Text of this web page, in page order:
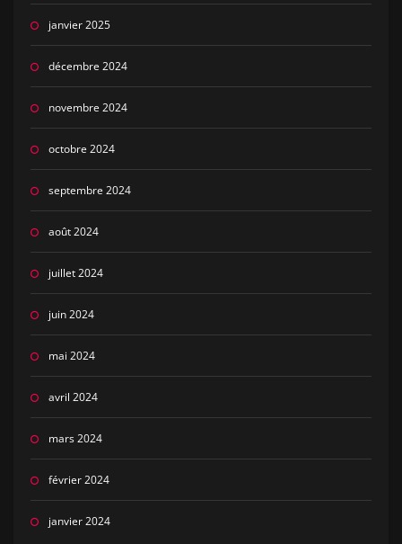
janvier 2025
décembre 2024
novembre 2024
octobre 2024
septembre 2024
août 2024
juillet 2024
juin 2024
mai 2024
avril 2024
mars 2024
février 2024
janvier 2024